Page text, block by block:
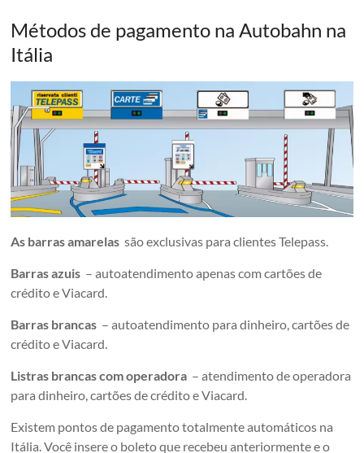
Métodos de pagamento na Autobahn na
Itália
As barras amarelas são exclusivas para clientes Telepass.
Barras azuis – autoatendimento apenas com cartões de
crédito e Viacard.
Barras brancas – autoatendimento para dinheiro, cartões de
crédito e Viacard.
Listras brancas com operadora – atendimento de operadora
para dinheiro, cartões de crédito e Viacard.
Existem pontos de pagamento totalmente automáticos na
Itália. Você insere o boleto que recebeu anteriormente e o